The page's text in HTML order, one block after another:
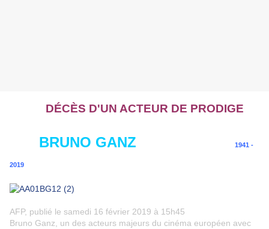
DÉCÈS D'UN ACTEUR DE PRODIGE
BRUNO GANZ 1941 -
2019
AFP, publié le samedi 16 février 2019 à 15h45
Bruno Ganz, un des acteurs majeurs du cinéma européen avec